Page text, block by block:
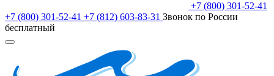
+7 (800) 301-52-41
+7 (800) 301-52-41 +7 (812) 603-83-31 Звонок по России
бесплатный